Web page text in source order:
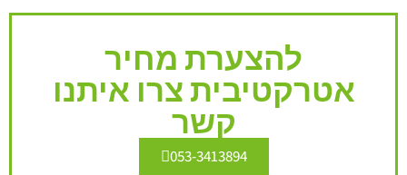
להצערת מחיר
אטרקטיבית צרו איתנו
קשר
053-3413894